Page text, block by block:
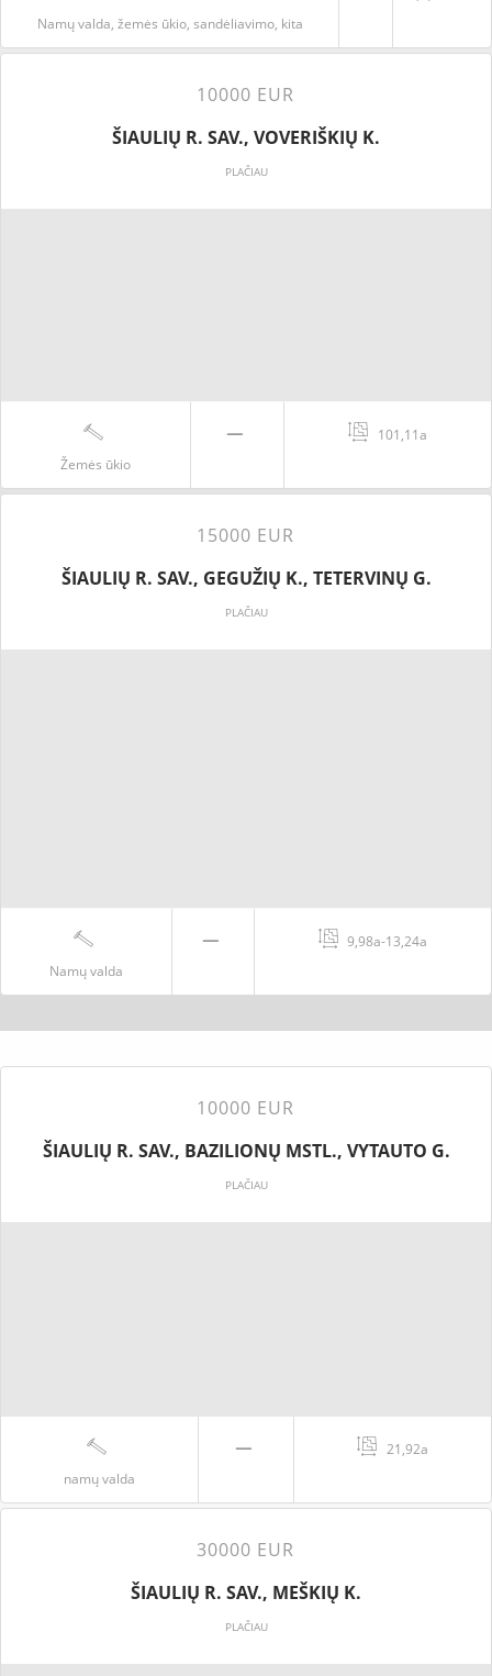
Namų valda, žemės ūkio, sandėliavimo, kita
10000 EUR
ŠIAULIŲ R. SAV., VOVERIŠKIŲ K.
PLAČIAU
Žemės ūkio
101,11a
15000 EUR
ŠIAULIŲ R. SAV., GEGUŽIŲ K., TETERVINŲ G.
PLAČIAU
Namų valda
9,98a-13,24a
10000 EUR
ŠIAULIŲ R. SAV., BAZILIONŲ MSTL., VYTAUTO G.
PLAČIAU
namų valda
21,92a
30000 EUR
ŠIAULIŲ R. SAV., MEŠKIŲ K.
PLAČIAU